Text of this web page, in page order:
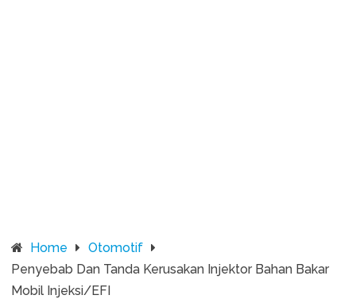
Home
Otomotif
Penyebab Dan Tanda Kerusakan Injektor Bahan Bakar
Mobil Injeksi/EFI